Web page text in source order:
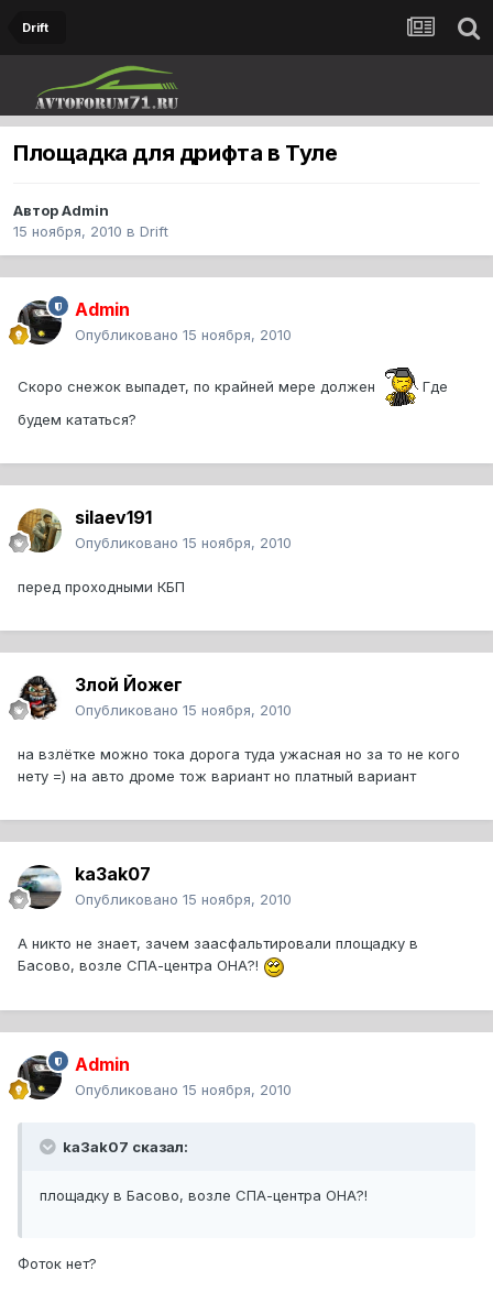
Drift
Площадка для дрифта в Туле
АвторAdmin
15 ноября, 2010 в Drift
Admin
Опубликовано 15 ноября, 2010
Скоро снежок выпадет, по крайней мере должен
Где
будем кататься?
silaev191
Опубликовано 15 ноября, 2010
перед проходными КБП
Злой Йожег
Опубликовано 15 ноября, 2010
на взлётке можно тока дорога туда ужасная но за то не кого
нету =) на авто дроме тож вариант но платный вариант
ka3ak07
Опубликовано 15 ноября, 2010
А никто не знает, зачем заасфальтировали площадку в
Басово, возле СПА-центра ОНА?!
Admin
Опубликовано 15 ноября, 2010
ka3ak07 сказал:
площадку в Басово, возле СПА-центра ОНА?!
Фоток нет?